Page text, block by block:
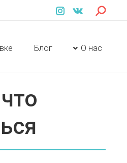
InstagramВконтакте
Поиск:
Блог О нас
Блог О нас